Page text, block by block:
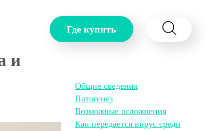
Где купить
и
Общие сведения
Патогенез
Возможные осложнения
Как передается вирус среди